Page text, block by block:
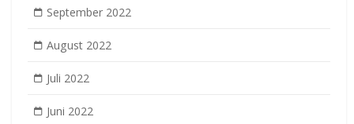
September 2022
August 2022
Juli 2022
Juni 2022